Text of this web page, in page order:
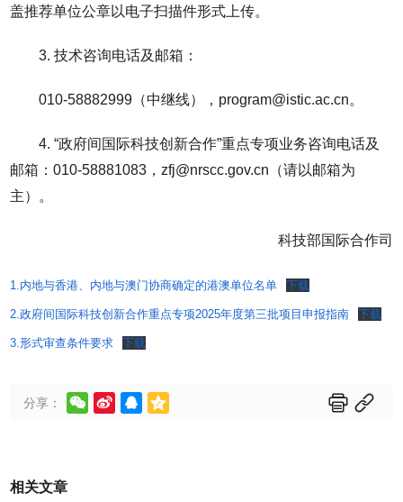
盖推荐单位公章以电子扫描件形式上传。
3. 技术咨询电话及邮箱：
010-58882999（中继线），program@istic.ac.cn。
4. “政府间国际科技创新合作”重点专项业务咨询电话及
邮箱：010-58881083，zfj@nrscc.gov.cn（请以邮箱为
主）。
科技部国际合作司
1.内地与香港、内地与澳门协商确定的港澳单位名单 下载
2.政府间国际科技创新合作重点专项2025年度第三批项目申报指南 下载
3.形式审查条件要求 下载
分享：      
相关文章